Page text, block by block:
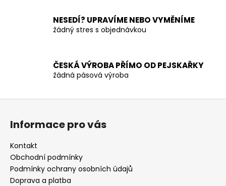
v
ý
p
u
NESEDÍ? UPRAVÍME NEBO VYMĚNÍME
žádný stres s objednávkou
ČESKÁ VÝROBA PŘÍMO OD PEJSKAŘKY
žádná pásová výroba
Z
Informace pro vás
Kontakt
Obchodní podmínky
Podmínky ochrany osobních údajů
Doprava a platba